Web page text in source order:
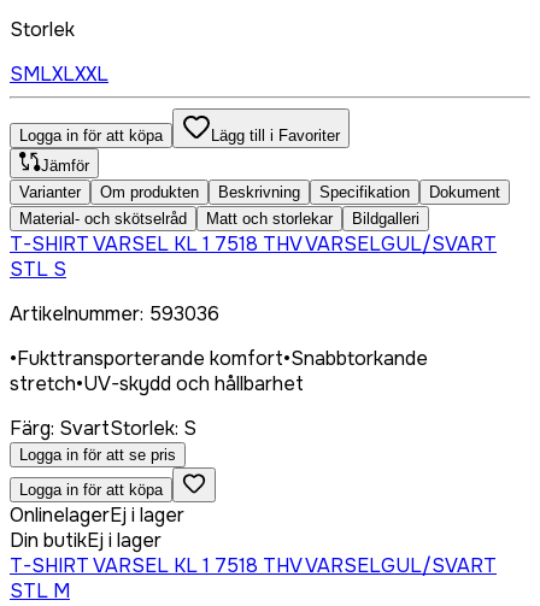
Storlek
SMLXLXXL
Logga in för att köpa
Lägg till i Favoriter
Jämför
Varianter
Om produkten Beskrivning Specifikation
Dokument
Material- och skötselråd
Matt och storlekar Bildgalleri
T-SHIRT VARSEL KL 1 7518 THV VARSELGUL/SVART
STL S
Artikelnummer: 593036
•Fukttransporterande komfort•Snabbtorkande
stretch•UV-skydd och hållbarhet
Färg: SvartStorlek: S
Logga in för att se pris
Logga in för att köpa
OnlinelagerEj i lager
Din butikEj i lager
T-SHIRT VARSEL KL 1 7518 THV VARSELGUL/SVART
STL M